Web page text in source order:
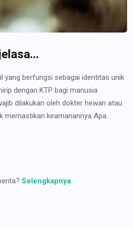
yang berfungsi sebagai identitas unik
dengan KTP bagi manusia
dilakukan oleh dokter hewan atau
keamanannya Apa...
Selengkapnya